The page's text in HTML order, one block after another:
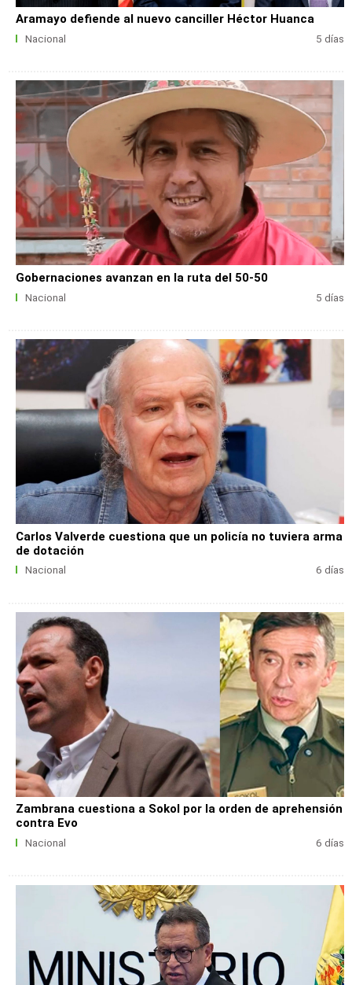
Aramayo defiende al nuevo canciller Héctor Huanca
Nacional 5 días
Gobernaciones avanzan en la ruta del 50-50
Nacional 5 días
Carlos Valverde cuestiona que un policía no tuviera arma
de dotación
Nacional 6 días
Zambrana cuestiona a Sokol por la orden de aprehensión
contra Evo
Nacional 6 días